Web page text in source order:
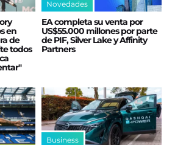
en
de
todos
Novedades
EA completa su venta por
US$55.000 millones por parte
de PIF, Silver Lake y Affinity
Partners
Business